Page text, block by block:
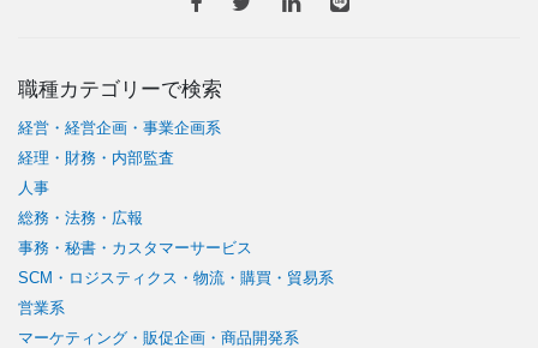
職種カテゴリーで検索
経営・経営企画・事業企画系
経理・財務・内部監査
人事
総務・法務・広報
事務・秘書・カスタマーサービス
SCM・ロジスティクス・物流・購買・貿易系
営業系
マーケティング・販促企画・商品開発系